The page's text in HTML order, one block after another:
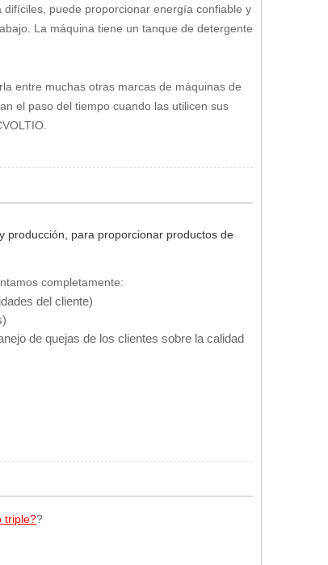
puede proporcionar energía confiable y
La máquina tiene un tanque de detergente
entre muchas otras marcas de máquinas de
el paso del tiempo cuando las utilicen sus
producción, para proporcionar productos de
completamente:
del cliente)
de quejas de los clientes sobre la calidad
triple??